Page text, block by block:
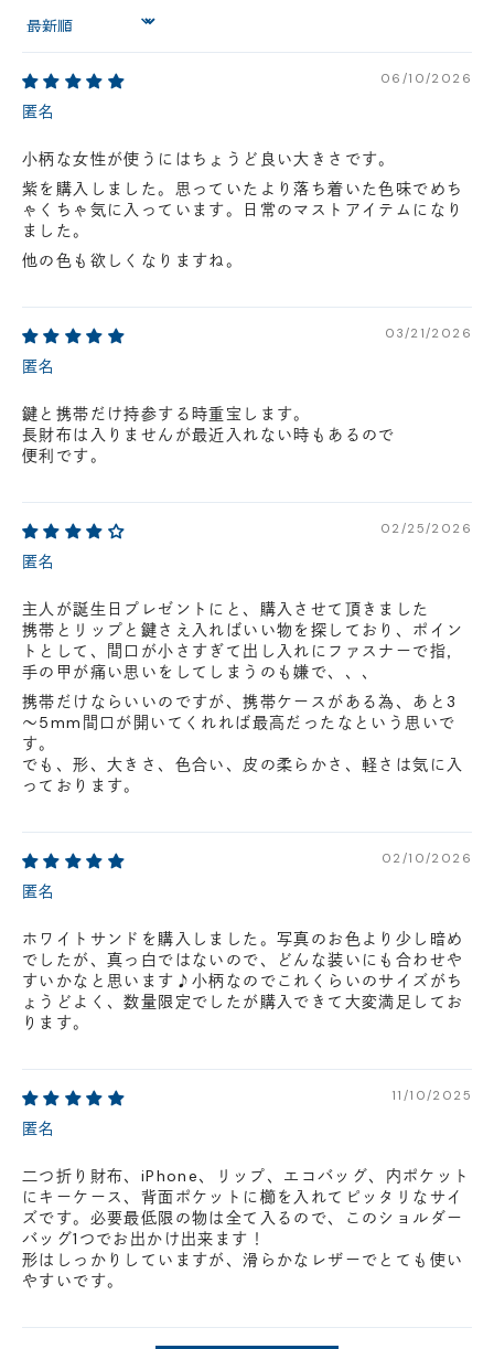
最新の在庫状況については、ご利用店舗に直接お問い
合わせください。店舗一覧はこちら
Sort by
06/10/2026
匿名
小柄な女性が使うにはちょうど良い大きさです。
紫を購入しました。思っていたより落ち着いた色味でめち
ゃくちゃ気に入っています。日常のマストアイテムになり
ました。
他の色も欲しくなりますね。
03/21/2026
匿名
鍵と携帯だけ持参する時重宝します。
長財布は入りませんが最近入れない時もあるので
便利です。
02/25/2026
匿名
主人が誕生日プレゼントにと、購入させて頂きました
携帯とリップと鍵さえ入ればいい物を探しており、ポイン
トとして、間口が小さすぎて出し入れにファスナーで指，
手の甲が痛い思いをしてしまうのも嫌で、、、
携帯だけならいいのですが、携帯ケースがある為、あと3
～5mm間口が開いてくれれば最高だったなという思いで
す。
でも、形、大きさ、色合い、皮の柔らかさ、軽さは気に入
っております。
02/10/2026
匿名
ホワイトサンドを購入しました。写真のお色より少し暗め
でしたが、真っ白ではないので、どんな装いにも合わせや
すいかなと思います♪小柄なのでこれくらいのサイズがち
ょうどよく、数量限定でしたが購入できて大変満足してお
ります。
11/10/2025
匿名
二つ折り財布、iPhone、リップ、エコバッグ、内ポケット
にキーケース、背面ポケットに櫛を入れてピッタリなサイ
ズです。必要最低限の物は全て入るので、このショルダー
バッグ1つでお出かけ出来ます！
形はしっかりしていますが、滑らかなレザーでとても使い
やすいです。